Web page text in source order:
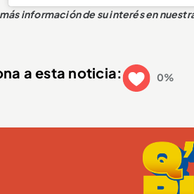
información de su interés en
a esta noticia: 0%